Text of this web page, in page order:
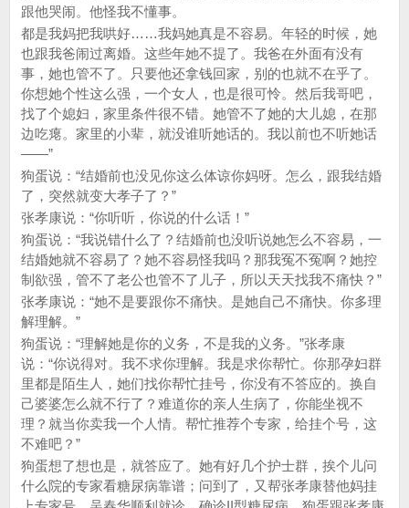
跟他哭闹。他怪我不懂事。
都是我妈把我哄好……我妈她真是不容易。年轻的时候，她
也跟我爸闹过离婚。这些年她不提了。我爸在外面有没有
事，她也管不了。只要他还拿钱回家，别的也就不在乎了。
你想她个性这么强，一个女人，也是很可怜。然后我哥吧，
找了个媳妇，家里条件很不错。她管不了她的大儿媳，在那
边吃瘪。家里的小辈，就没谁听她话的。我以前也不听她话
——”
狗蛋说：“结婚前也没见你这么体谅你妈呀。怎么，跟我结婚
了，突然就变大孝子了？”
张孝康说：“你听听，你说的什么话！”
狗蛋说：“我说错什么了？结婚前也没听说她怎么不容易，一
结婚她就不容易了？她不容易怪我吗？那我冤不冤啊？她控
制欲强，管不了老公也管不了儿子，所以天天找我不痛快？”
张孝康说：“她不是要跟你不痛快。是她自己不痛快。你多理
解理解。”
狗蛋说：“理解她是你的义务，不是我的义务。”张孝康
说：“你说得对。我不求你理解。我是求你帮忙。你那孕妇群
里都是陌生人，她们找你帮忙挂号，你没有不答应的。换自
己婆婆怎么就不行了？难道你的亲人生病了，你能坐视不
理？就当你卖我一个人情。帮忙推荐个专家，给挂个号，这
不难吧？”
狗蛋想了想也是，就答应了。她有好几个护士群，挨个儿问
什么院的专家看糖尿病靠谱；问到了，又帮张孝康替他妈挂